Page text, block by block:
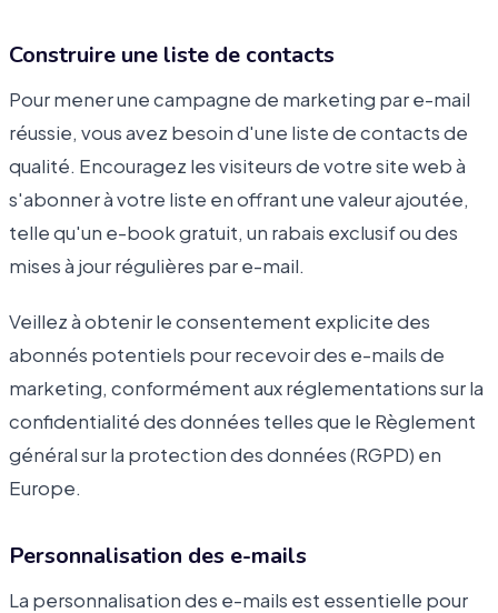
Construire une liste de contacts
Pour mener une campagne de marketing par e-mail
réussie, vous avez besoin d'une liste de contacts de
qualité. Encouragez les visiteurs de votre site web à
s'abonner à votre liste en offrant une valeur ajoutée,
telle qu'un e-book gratuit, un rabais exclusif ou des
mises à jour régulières par e-mail.
Veillez à obtenir le consentement explicite des
abonnés potentiels pour recevoir des e-mails de
marketing, conformément aux réglementations sur la
confidentialité des données telles que le Règlement
général sur la protection des données (RGPD) en
Europe.
Personnalisation des e-mails
La personnalisation des e-mails est essentielle pour